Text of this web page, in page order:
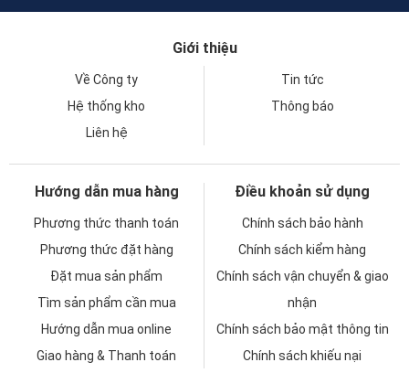
Giới thiệu
Về Công ty
Tin tức
Hệ thống kho
Thông báo
Liên hệ
Hướng dẫn mua hàng
Phương thức thanh toán
Phương thức đặt hàng
Đặt mua sản phẩm
Tìm sản phẩm cần mua
Hướng dẫn mua online
Giao hàng & Thanh toán
Điều khoản sử dụng
Chính sách bảo hành
Chính sách kiểm hàng
Chính sách vận chuyển & giao
nhận
Chính sách bảo mật thông tin
Chính sách khiếu nại